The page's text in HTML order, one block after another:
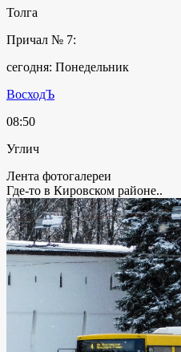
Толга
Причал № 7:
сегодня: Понедельник
ВосходЪ
08:50
Углич
Лента фотогалереи
Где-то в Кировском районе..